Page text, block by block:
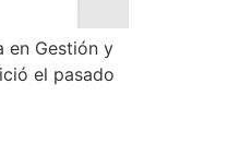
en Gestión y
el pasado